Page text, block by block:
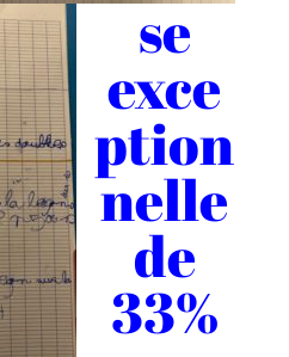
se
exce
ption
nelle
de
33%